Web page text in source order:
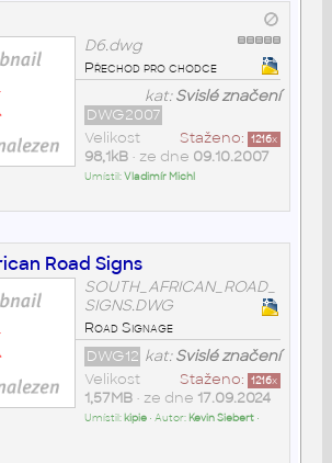
D6.dwg
Přechod pro chodce
kat:Svislé značení
DWG2007
Staženo: 1216x
Velikost
98,1kB• ze dne 09.10.2007
Umístil:Vladimír Michl
Road Signs
SOUTH_AFRICAN_ROAD_
SIGNS.DWG
Road Signage
kat:Svislé značení
DWG12
Staženo: 1216x
Velikost
1,57MB• ze dne 17.09.2024
Umístil: kipie• Autor: Kevin Siebert•